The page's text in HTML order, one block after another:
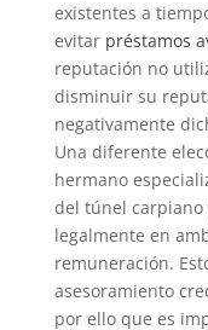
existentes a
evitar préstamos
reputación no
disminuir su
negativamente
Una diferente
hermano
del túnel carpiano
legalmente en
remuneración.
asesoramiento
por ello que es